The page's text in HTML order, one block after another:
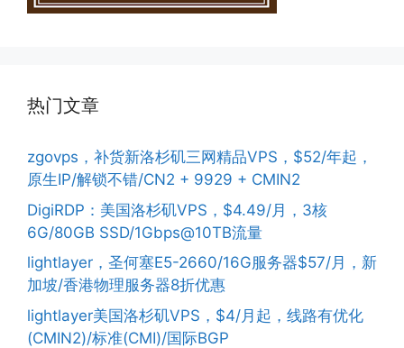
热门文章
zgovps，补货新洛杉矶三网精品VPS，$52/年起，
原生IP/解锁不错/CN2 + 9929 + CMIN2
DigiRDP：美国洛杉矶VPS，$4.49/月，3核
6G/80GB SSD/1Gbps@10TB流量
lightlayer，圣何塞E5-2660/16G服务器$57/月，新
加坡/香港物理服务器8折优惠
lightlayer美国洛杉矶VPS，$4/月起，线路有优化
(CMIN2)/标准(CMI)/国际BGP